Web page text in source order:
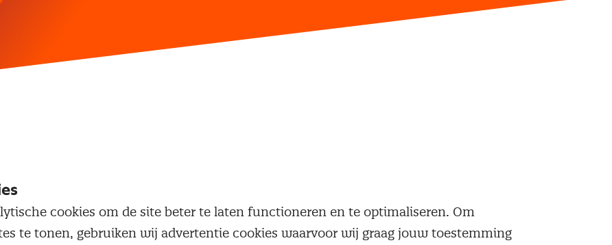
in de
cookies om de site beter te laten functioneren en te optimaliseren. Om
te tonen, gebruiken wij advertentie cookies waarvoor wij graag jouw toestemming